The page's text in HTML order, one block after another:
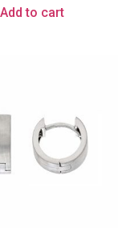
Add to cart